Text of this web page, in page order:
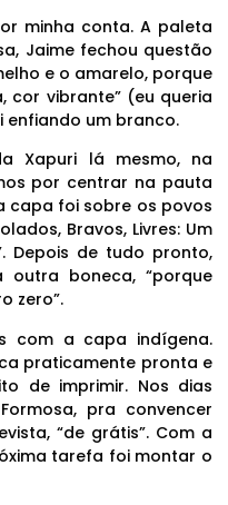
minha conta. A paleta
Jaime fechou questão
e o amarelo, porque
cor vibrante” (eu queria
enfiando um branco.
Xapuri lá mesmo, na
por centrar na pauta
capa foi sobre os povos
Bravos, Livres: Um
Depois de tudo pronto,
outra boneca, “porque
zero”.
com a capa indígena.
praticamente pronta e
de imprimir. Nos dias
pra convencer
“de grátis”. Com a
tarefa foi montar o